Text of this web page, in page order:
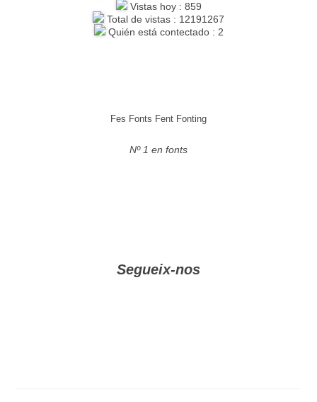
Vistas hoy : 859
Total de vistas : 12191267
Quién está contectado : 2
Fes Fonts Fent Fonting
Nº 1 en fonts
Segueix-nos